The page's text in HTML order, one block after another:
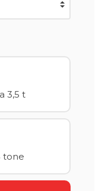
3,5 t
tone